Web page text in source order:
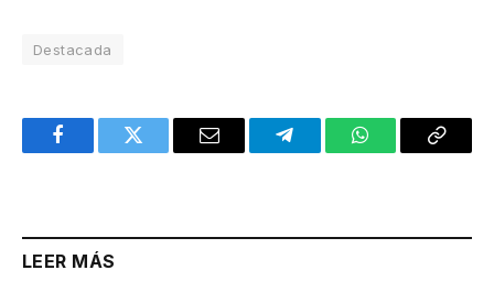
Destacada
FacebookTwitter Email TelegramWhatsAppCopy
LEER MÁS